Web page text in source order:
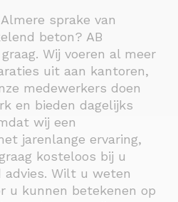
sprake van
beton? AB
Wij voeren al meer
uit aan kantoren,
medewerkers doen
en bieden dagelijks
wij een
jarenlange ervaring,
kosteloos bij u
advies. Wilt u weten
u kunnen betekenen op